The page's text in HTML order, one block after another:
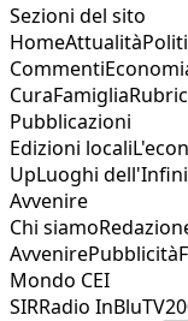
Sezioni del sito
HomeAttualità
Commenti
CuraFamiglia
Pubblicazioni
Edizioni locali
UpLuoghi
Avvenire
Chi siamo
AvvenirePubblicità
Mondo CEI
SIRRadio InBlu